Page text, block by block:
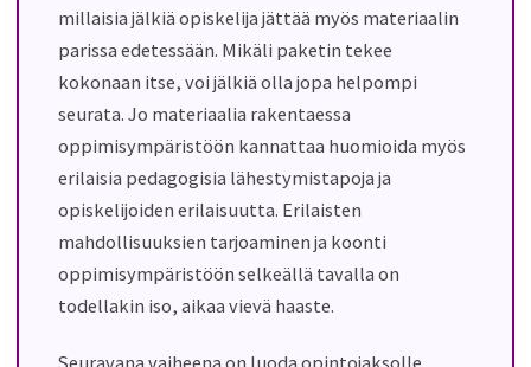
millaisia jälkiä opiskelija jättää myös materiaalin
parissa edetessään. Mikäli paketin tekee
kokonaan itse, voi jälkiä olla jopa helpompi
seurata. Jo materiaalia rakentaessa
oppimisympäristöön kannattaa huomioida myös
erilaisia pedagogisia lähestymistapoja ja
opiskelijoiden erilaisuutta. Erilaisten
mahdollisuuksien tarjoaminen ja koonti
oppimisympäristöön selkeällä tavalla on
todellakin iso, aikaa vievä haaste.
Seuravana vaiheena on luoda opintojaksolle